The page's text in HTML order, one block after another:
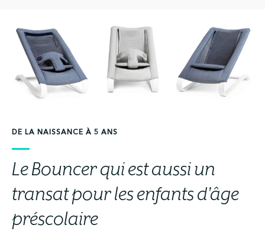
DE LA NAISSANCE À 5 ANS
Le Bouncer qui est aussi un
transat pour les enfants d'âge
préscolaire